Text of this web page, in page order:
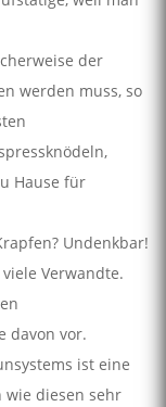
der
werden muss, so
Hause für
Undenkbar!
Verwandte.
davon vor.
ist eine
wie diesen sehr